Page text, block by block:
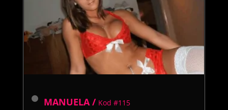
MANUELA / Kod #115